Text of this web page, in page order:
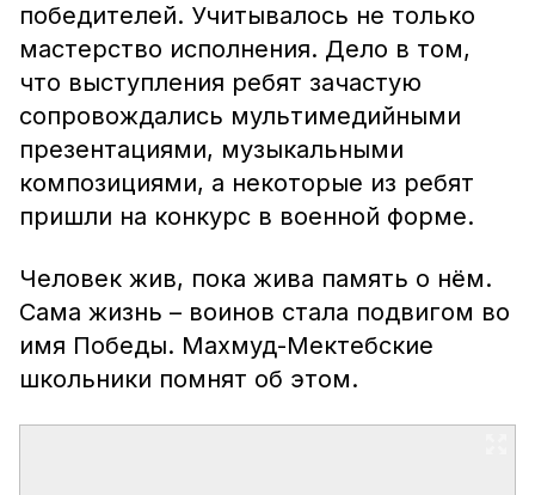
победителей. Учитывалось не только
мастерство исполнения. Дело в том,
что выступления ребят зачастую
сопровождались мультимедийными
презентациями, музыкальными
композициями, а некоторые из ребят
пришли на конкурс в военной форме.
Человек жив, пока жива память о нём.
Сама жизнь – воинов стала подвигом во
имя Победы. Махмуд-Мектебские
школьники помнят об этом.